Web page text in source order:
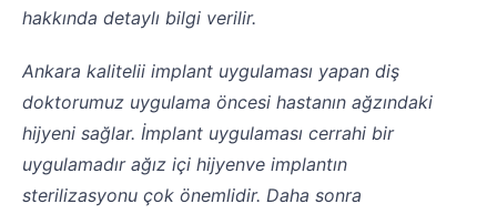
hakkında detaylı bilgi verilir.
Ankara kalitelii implant uygulaması yapan diş
doktorumuz uygulama öncesi hastanın ağzındaki
hijyeni sağlar. İmplant uygulaması cerrahi bir
uygulamadır ağız içi hijyenve implantın
sterilizasyonu çok önemlidir. Daha sonra